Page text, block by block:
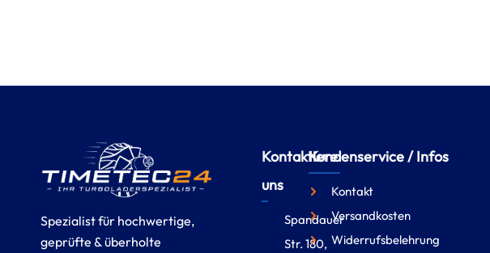
Spezialist für hochwertige,
geprüfte & überholte
Kontaktiere
uns
Spandauer
Str. 180,
Kundenservice / Infos
Kontakt
Versandkosten
Widerrufsbelehrung